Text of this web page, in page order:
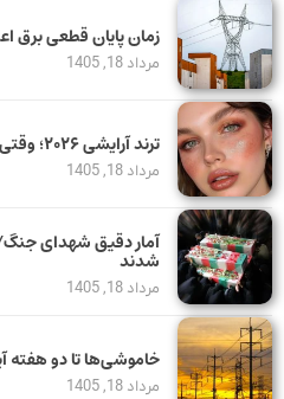
زمان پایان قطعی برق
مرداد 18, 1405
ترند آرایشی ۲۰۲۶؛ وقتی آرایش دوباره جسور می‌شود
مرداد 18, 1405
شدند
مرداد 18, 1405
خاموشی‌ها تا دو هفته
مرداد 18, 1405